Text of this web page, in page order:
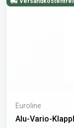
Euroline
Alu-Vario-